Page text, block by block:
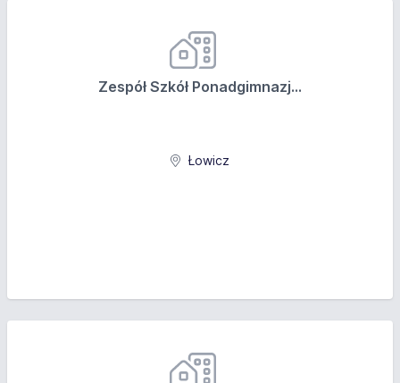
Zespół Szkół Ponadgimnazj...
Łowicz